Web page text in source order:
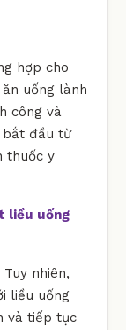
hợp cho
uống lành
công và
bắt đầu từ
thuốc y
liều uống
nhiên,
liều uống
và tiếp tục